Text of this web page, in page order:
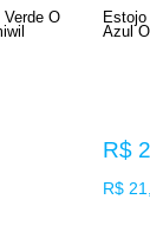
O
Azul
R$
R$